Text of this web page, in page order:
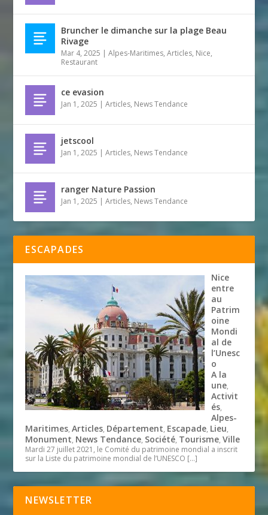
Bruncher le dimanche sur la plage Beau
Rivage
Mar 4, 2025 |Alpes-Maritimes,Articles, Nice,
Restaurant
ce evasion
Jan 1, 2025 |Articles, News Tendance
jetscool
Jan 1, 2025 |Articles, News Tendance
ranger Nature Passion
Jan 1, 2025 |Articles, News Tendance
ESCAPADES
Nice
entre
au
Patrim
oine
Mondi
al de
l’Unesc
o
A la
une,
Activit
és,
Alpes-
Maritimes,Articles, Département, Escapade, Lieu,
Monument, News Tendance, Société, Tourisme,Ville
Mardi 27 juillet 2021, le Comité du patrimoine mondial a inscrit
sur la Liste du patrimoine mondial de l’UNESCO […]
NEWSLETTER